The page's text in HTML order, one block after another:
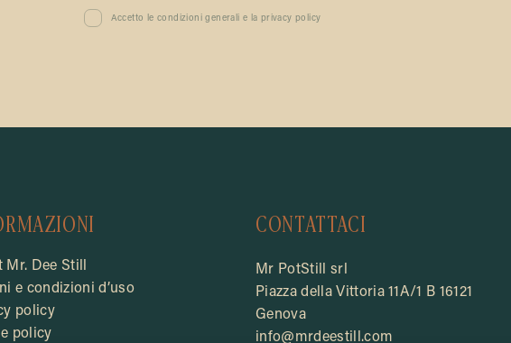
Accetto le condizioni generali e la privacy policy
Mr. Dee Still
e condizioni d’uso
policy
policy
CONTATTACI
Mr PotStill srl
Piazza della Vittoria 11A/1 B 16121
Genova
info@mrdeestill.com